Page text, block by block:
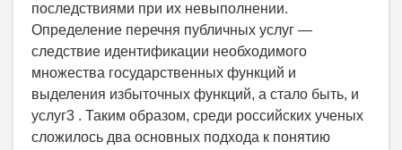
последствиями при их невыполнении.
Определение перечня публичных услуг —
следствие идентификации необходимого
множества государственных функций и
выделения избыточных функций, а стало быть, и
услуг3 . Таким образом, среди российских ученых
сложилось два основных подхода к понятию